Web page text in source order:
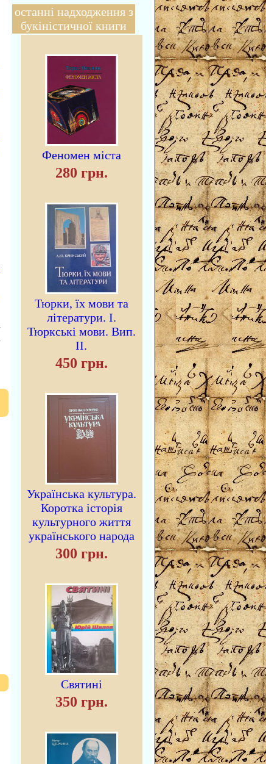
останні надходження з
букіністичної книги
Феномен міста
280 грн.
Тюрки, їх мови та
літератури. I.
Тюркські мови. Вип.
II.
450 грн.
Українська культура.
Коротка історія
культурного життя
українського народа
300 грн.
Святині
350 грн.